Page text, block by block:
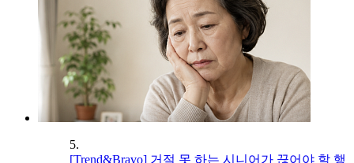
5.
[Trend&Bravo] 거절 못 하는 시니어가 끊어야 할 행